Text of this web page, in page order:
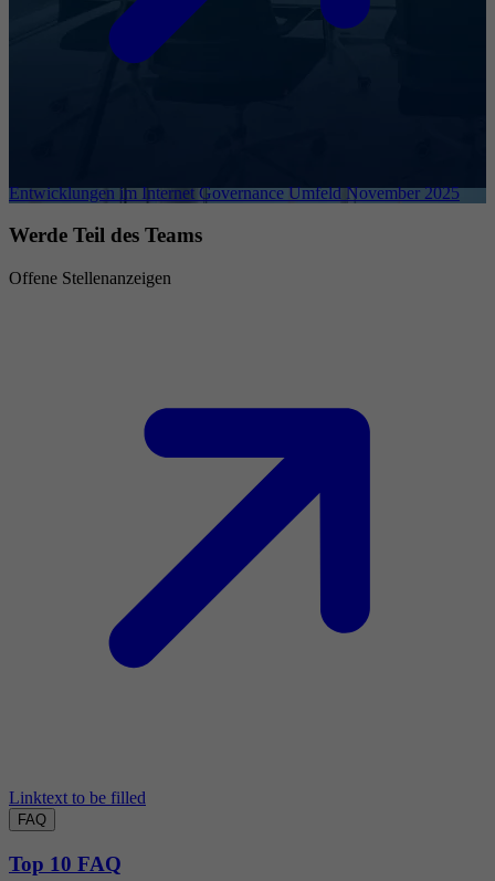
Entwicklungen im Internet Governance Umfeld November 2025
Werde Teil des Teams
Offene Stellenanzeigen
Linktext to be filled
FAQ
Top 10 FAQ